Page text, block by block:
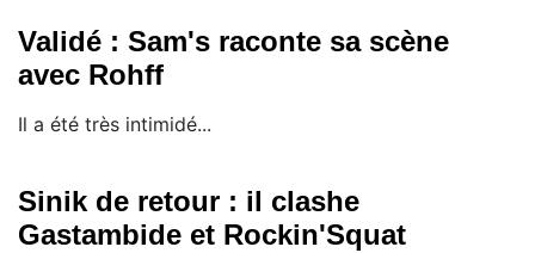
Validé : Sam's raconte sa scène
avec Rohff
Il a été très intimidé...
Sinik de retour : il clashe
Gastambide et Rockin'Squat